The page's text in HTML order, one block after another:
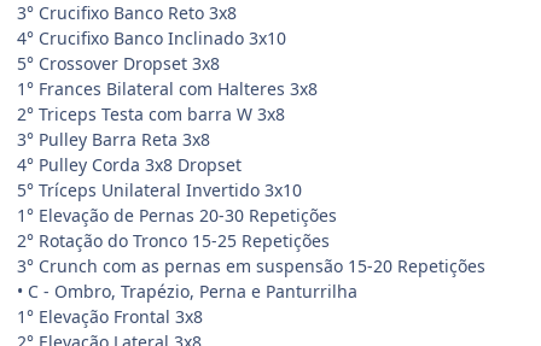
3° Crucifixo Banco Reto 3x8
4° Crucifixo Banco Inclinado 3x10
5° Crossover Dropset 3x8
1° Frances Bilateral com Halteres 3x8
2° Triceps Testa com barra W 3x8
3° Pulley Barra Reta 3x8
4° Pulley Corda 3x8 Dropset
5° Tríceps Unilateral Invertido 3x10
1° Elevação de Pernas 20-30 Repetições
2° Rotação do Tronco 15-25 Repetições
3° Crunch com as pernas em suspensão 15-20 Repetições
• C - Ombro, Trapézio, Perna e Panturrilha
1° Elevação Frontal 3x8